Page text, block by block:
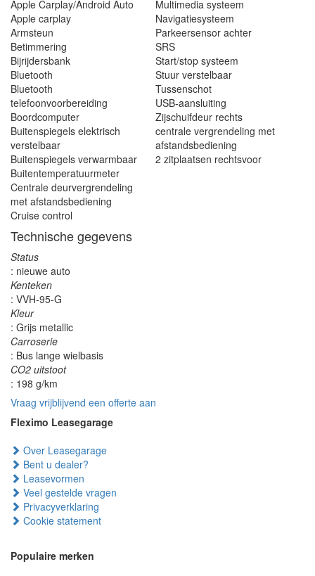
Apple Carplay/Android Auto
Apple carplay
Armsteun
Betimmering
Bijrijdersbank
Bluetooth
Bluetooth
telefoonvoorbereiding
Boordcomputer
Buitenspiegels elektrisch
verstelbaar
Buitenspiegels verwarmbaar
Buitentemperatuurmeter
Centrale deurvergrendeling
met afstandsbediening
Cruise control
Multimedia systeem
Navigatiesysteem
Parkeersensor achter
SRS
Start/stop systeem
Stuur verstelbaar
Tussenschot
USB-aansluiting
Zijschuifdeur rechts
centrale vergrendeling met
afstandsbediening
2 zitplaatsen rechtsvoor
Technische gegevens
Status
: nieuwe auto
Kenteken
: VVH-95-G
Kleur
: Grijs metallic
Carroserie
: Bus lange wielbasis
CO2 uitstoot
: 198 g/km
Vraag vrijblijvend een offerte aan
Fleximo Leasegarage
Over Leasegarage
Bent u dealer?
Leasevormen
Veel gestelde vragen
Privacyverklaring
Cookie statement
Populaire merken